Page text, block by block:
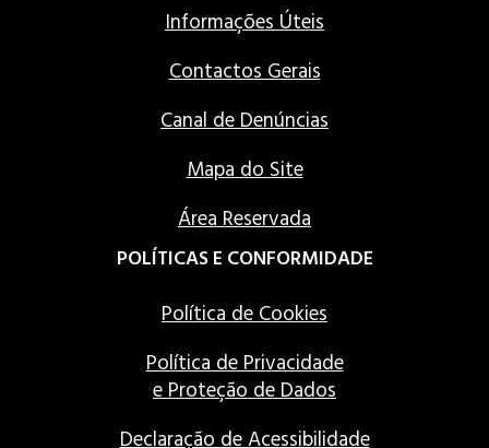
Informações Úteis
Contactos Gerais
Canal de Denúncias
Mapa do Site
Área Reservada
POLÍTICAS E CONFORMIDADE
Política de Cookies
Política de Privacidade
e Proteção de Dados
Declaração de Acessibilidade